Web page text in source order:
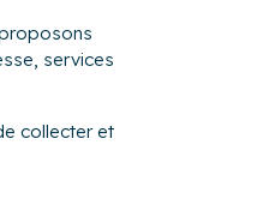
services
collecter et